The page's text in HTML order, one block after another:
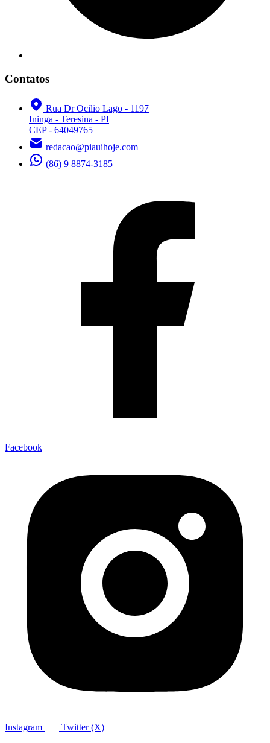
Contatos
Rua Dr Ocilio Lago - 1197
Ininga - Teresina - PI
CEP - 64049765
redacao@piauihoje.com
(86) 9 8874-3185
Facebook
Instagram Twitter (X)